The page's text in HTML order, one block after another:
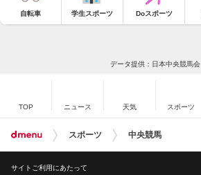
自転車 学生スポーツ Doスポーツ
データ提供：日本中央競馬会
TOP ニュース 天気 スポーツ
スポーツ 中央競馬
サイトご利用にあたって